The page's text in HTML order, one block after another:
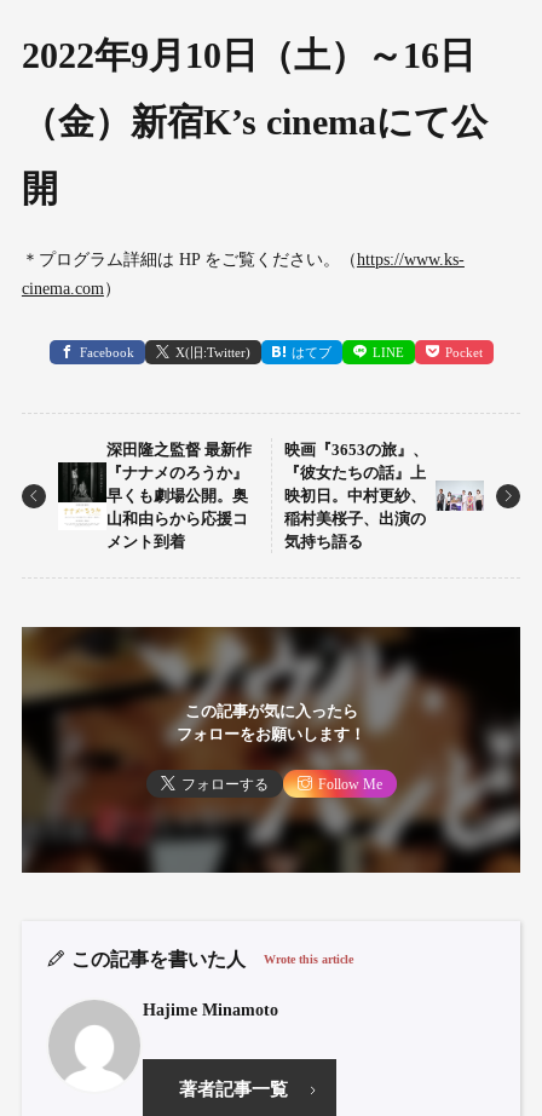
2022年9月10日（土）～16日
（金）新宿K’s cinemaにて公
開
＊プログラム詳細は HP をご覧ください。（https://www.ks-
cinema.com）
Facebook X(旧:Twitter) はてブ LINE Pocket
深田隆之監督 最新作
『ナナメのろうか』
早くも劇場公開。奥
山和由らから応援コ
メント到着
映画『3653の旅』、
『彼女たちの話』上
映初日。中村更紗、
稲村美桜子、出演の
気持ち語る
この記事が気に入ったら
フォローをお願いします！
フォローする Follow Me
この記事を書いた人 Wrote this article
Hajime Minamoto
著者記事一覧